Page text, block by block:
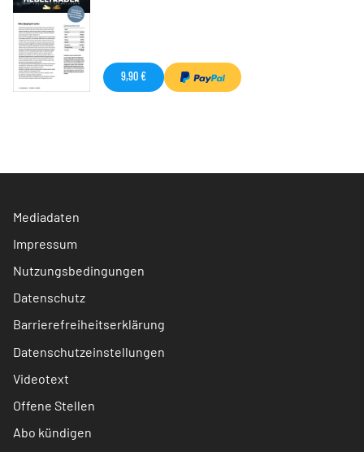
9,90 €
Mediadaten
Impressum
Nutzungsbedingungen
Datenschutz
Barrierefreiheitserklärung
Datenschutzeinstellungen
Videotext
Offene Stellen
Abo kündigen